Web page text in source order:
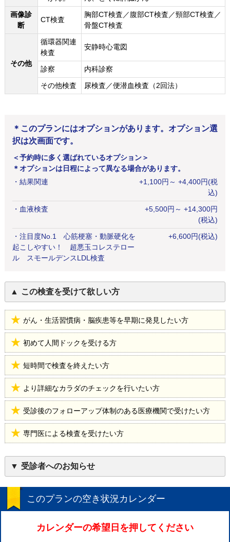
画像診
断
CT検査
胸部CT検査／腹部CT検査／頸部CT検査／
骨盤CT検査
その他
循環器関連
検査
安静時心電図
診察
内科診察
その他検査
尿検査／便潜血検査（2回法）
＊このプランにはオプションがあります。オプション選
択は次画面です。
＜予約時に多く選ばれているオプション＞
＊オプションは日程によって異なる場合があります。
・ 結果関連 +1,100円 ～ +4,400円(税
込)
・ 血液検査 +5,500円 ～ +14,300円
(税込)
・ 注目度No.1 心筋梗塞・動脈硬化を
起こしやすい！ 超悪玉コレステロー
ル スモールデンスLDL検査
+6,600円(税込)
この検査を受けて欲しい方
がん・生活習慣病・脳疾患等を早期に発見したい方
初めて人間ドックを受ける方
短時間で検査を終えたい方
より詳細なカラダのチェックを行いたい方
受診後のフォローアップ体制のある医療機関で受けたい方
専門医による検査を受けたい方
受診者へのお知らせ
このプランの空き状況カレンダー
カレンダーの希望日を押してください